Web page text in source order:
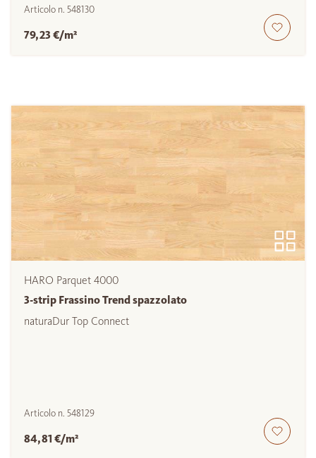
Articolo n. 548130
79,23 €/m²
HARO Parquet 4000
3-strip Frassino Trend spazzolato
naturaDur Top Connect
Articolo n. 548129
84,81 €/m²